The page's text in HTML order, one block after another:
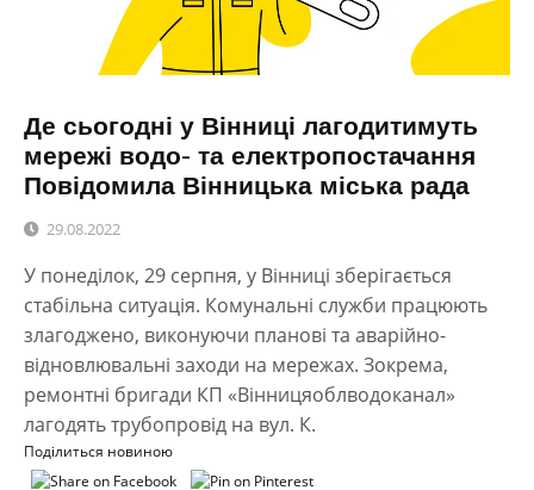
Де сьогодні у Вінниці лагодитимуть
мережі водо- та електропостачання
Повідомила Вінницька міська рада
29.08.2022
У понеділок, 29 серпня, у Вінниці зберігається
стабільна ситуація. Комунальні служби працюють
злагоджено, виконуючи планові та аварійно-
відновлювальні заходи на мережах. Зокрема,
ремонтні бригади КП «Вінницяоблводоканал»
лагодять трубопровід на вул. К.
Поділиться новиною